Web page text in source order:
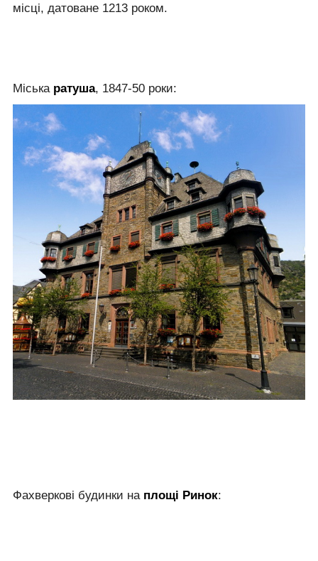
місці, датоване 1213 роком.
Міська ратуша, 1847-50 роки:
Фахверкові будинки на площі Ринок: